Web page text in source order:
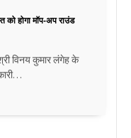
को होगा मॉप-अप राउंड
विनय कुमार लंगेह के